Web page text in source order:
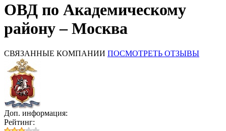
ОВД по Академическому
району – Москва
СВЯЗАННЫЕ КОМПАНИИ ПОСМОТРЕТЬ ОТЗЫВЫ
Доп. информация:
Рейтинг: